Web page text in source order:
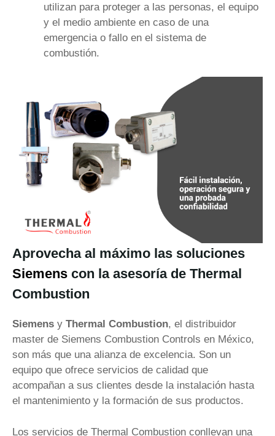
utilizan para proteger a las personas, el equipo
y el medio ambiente en caso de una
emergencia o fallo en el sistema de
combustión.
Aprovecha al máximo las soluciones
Siemens con la asesoría de Thermal
Combustion
Siemens y Thermal Combustion, el distribuidor
master de Siemens Combustion Controls en México,
son más que una alianza de excelencia. Son un
equipo que ofrece servicios de calidad que
acompañan a sus clientes desde la instalación hasta
el mantenimiento y la formación de sus productos.
Los servicios de Thermal Combustion conllevan una